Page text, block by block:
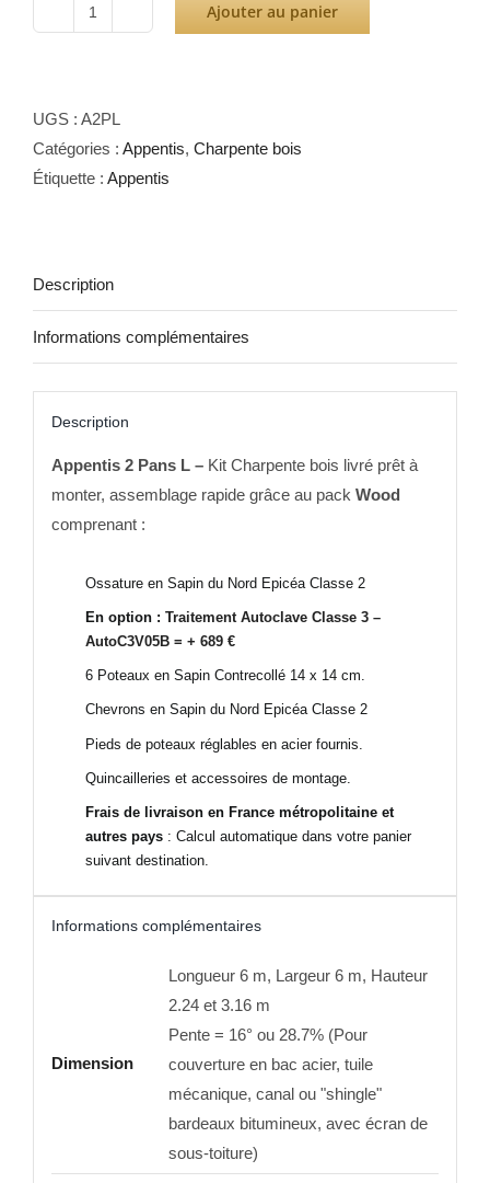
2
Pans
L
Ajouter au panier
UGS : A2PL
Catégories : Appentis, Charpente bois
Étiquette : Appentis
Description
Informations complémentaires
Description
Appentis 2 Pans L –Kit Charpente bois livré prêt à
monter, assemblage rapide grâce au pack Wood
comprenant :
Ossature en Sapin du Nord Epicéa Classe 2
En option : Traitement Autoclave Classe 3 –
AutoC3V05B = + 689 €
6 Poteaux en Sapin Contrecollé 14 x 14 cm.
Chevrons en Sapin du Nord Epicéa Classe 2
Pieds de poteaux réglables en acier fournis.
Quincailleries et accessoires de montage.
Frais de livraison en France métropolitaine et
autres pays: Calcul automatique dans votre panier
suivant destination.
Informations complémentaires
Dimension
Longueur 6 m, Largeur 6 m, Hauteur
2.24 et 3.16 m
Pente = 16° ou 28.7% (Pour
couverture en bac acier, tuile
mécanique, canal ou "shingle"
bardeaux bitumineux, avec écran de
sous-toiture)